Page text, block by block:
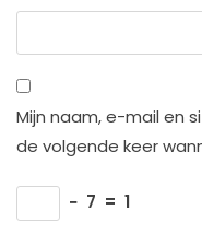
Mijn naam, e-mail en
de volgende keer
− 7 = 1